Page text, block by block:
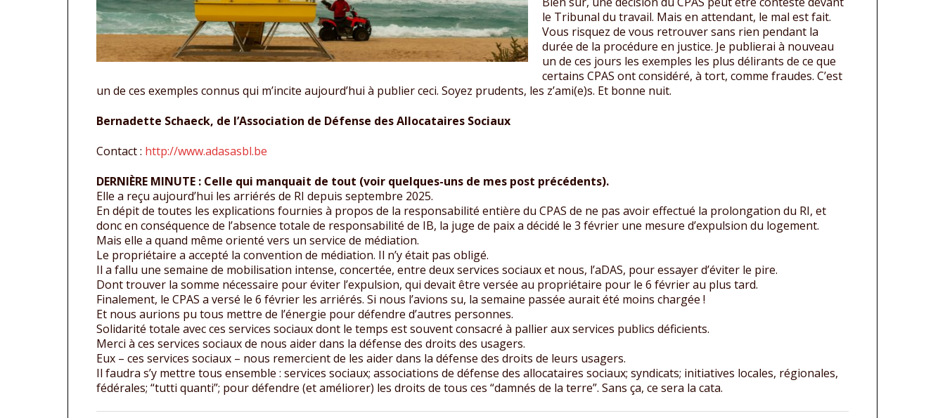
le Tribunal du travail. Mais en attendant, le mal est fait.
Vous risquez de vous retrouver sans rien pendant la
durée de la procédure en justice. Je publierai à nouveau
un de ces jours les exemples les plus délirants de ce que
certains CPAS ont considéré, à tort, comme fraudes. C’est
un de ces exemples connus qui m’incite aujourd’hui à publier ceci. Soyez prudents, les z’ami(e)s. Et bonne nuit.
Bernadette Schaeck, de l’Association de Défense des Allocataires Sociaux
Contact : http://www.adasasbl.be
DERNIÈRE MINUTE : Celle qui manquait de tout (voir quelques-uns de mes post précédents).
Elle a reçu aujourd’hui les arriérés de RI depuis septembre 2025.
En dépit de toutes les explications fournies à propos de la responsabilité entière du CPAS de ne pas avoir effectué la prolongation du RI, et
donc en conséquence de l’absence totale de responsabilité de IB, la juge de paix a décidé le 3 février une mesure d’expulsion du logement.
Mais elle a quand même orienté vers un service de médiation.
Le propriétaire a accepté la convention de médiation. Il n’y était pas obligé.
Il a fallu une semaine de mobilisation intense, concertée, entre deux services sociaux et nous, l’aDAS, pour essayer d’éviter le pire.
Dont trouver la somme nécessaire pour éviter l’expulsion, qui devait être versée au propriétaire pour le 6 février au plus tard.
Finalement, le CPAS a versé le 6 février les arriérés. Si nous l’avions su, la semaine passée aurait été moins chargée !
Et nous aurions pu tous mettre de l’énergie pour défendre d’autres personnes.
Solidarité totale avec ces services sociaux dont le temps est souvent consacré à pallier aux services publics déficients.
Merci à ces services sociaux de nous aider dans la défense des droits des usagers.
Eux – ces services sociaux – nous remercient de les aider dans la défense des droits de leurs usagers.
Il faudra s’y mettre tous ensemble : services sociaux; associations de défense des allocataires sociaux; syndicats; initiatives locales, régionales,
fédérales; “tutti quanti”; pour défendre (et améliorer) les droits de tous ces “damnés de la terre”. Sans ça, ce sera la cata.